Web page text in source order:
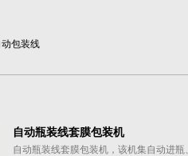
动包装线
自动瓶装线套膜包装机
自动瓶装线套膜包装机，该机集自动进瓶